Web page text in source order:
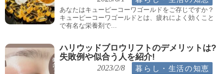
あなたはキューピーコーワゴールドをご存じですか？
キューピーコーワゴールドとは、疲れによく効くこと
で有名な栄養剤で...
ハリウッドブロウリフトのデメリットは?
失敗例や似合う人を紹介!
2023/2/8 暮らし・生活の知恵